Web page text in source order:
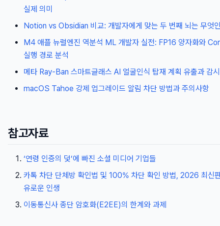
실제 의미
Notion vs Obsidian 비교: 개발자에게 맞는 두 번째 뇌는 무엇
M4 애플 뉴럴엔진 역분석 ML 개발자 실전: FP16 양자화와
실행 경로 분석
메타 Ray-Ban 스마트글래스 AI 얼굴인식 탑재 계획 유출과 감
macOS Tahoe 강제 업그레이드 알림 차단 방법과 주의사항
참고자료
‘연령 인증의 덫’에 빠진 소셜 미디어 기업들
카톡 차단 단체방 확인법 및 100% 차단 확인 방법, 2026 최신
유로운 인생
이동통신사 종단 암호화(E2EE)의 한계와 과제